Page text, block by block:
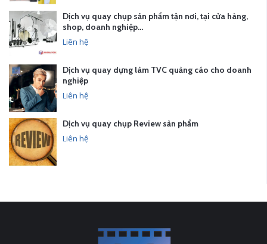
Dịch vụ quay chụp sản phẩm tận nơi, tại cửa hàng,
shop, doanh nghiệp…
Liên hệ
Dịch vụ quay dựng làm TVC quảng cáo cho doanh
nghiệp
Liên hệ
Dịch vụ quay chụp Review sản phẩm
Liên hệ